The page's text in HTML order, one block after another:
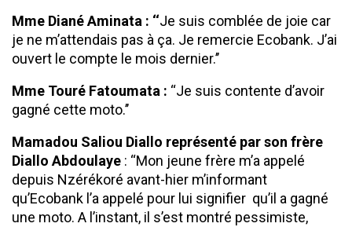
Mme Diané Aminata : ‘‘Je suis comblée de joie car
je ne m’attendais pas à ça. Je remercie Ecobank. J’ai
ouvert le compte le mois dernier.’’
Mme Touré Fatoumata : ‘‘Je suis contente d’avoir
gagné cette moto.’’
Mamadou Saliou Diallo représenté par son frère
Diallo Abdoulaye : ‘‘Mon jeune frère m’a appelé
depuis Nzérékoré avant-hier m’informant
qu’Ecobank l’a appelé pour lui signifier qu’il a gagné
une moto. A l’instant, il s’est montré pessimiste,